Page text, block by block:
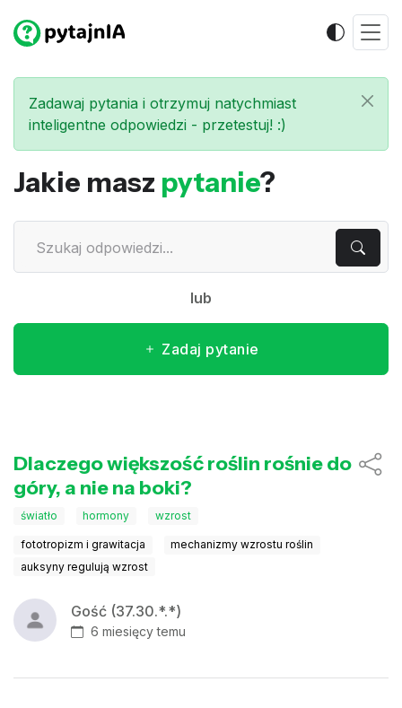
Zadawaj pytania i otrzymuj natychmiast
inteligentne odpowiedzi - przetestuj! :)
Jakie masz pytanie?
lub
Zadaj pytanie
Dlaczego większość roślin rośnie do
góry, a nie na boki?
światło hormony wzrost
fototropizm i grawitacja
mechanizmy wzrostu roślin
auksyny regulują wzrost
Gość (37.30.*.*)
6 miesięcy temu